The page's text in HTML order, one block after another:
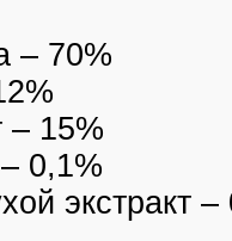
– 70%
– 15%
0,1%
экстракт –